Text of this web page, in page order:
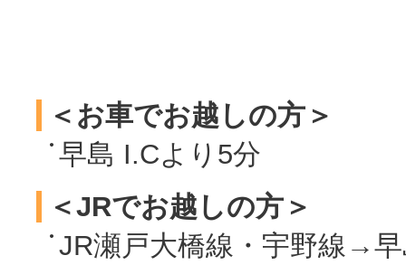
＜お車でお越しの方＞
早島 I.Cより5分
＜JRでお越しの方＞
JR瀬戸大橋線・宇野線→